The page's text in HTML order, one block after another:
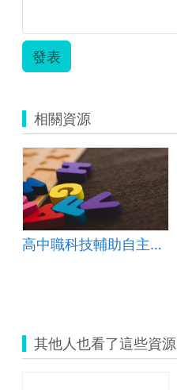
發表
相關資源
高中職科技輔助自主學習 教案 設計
其他人也看了這些資源